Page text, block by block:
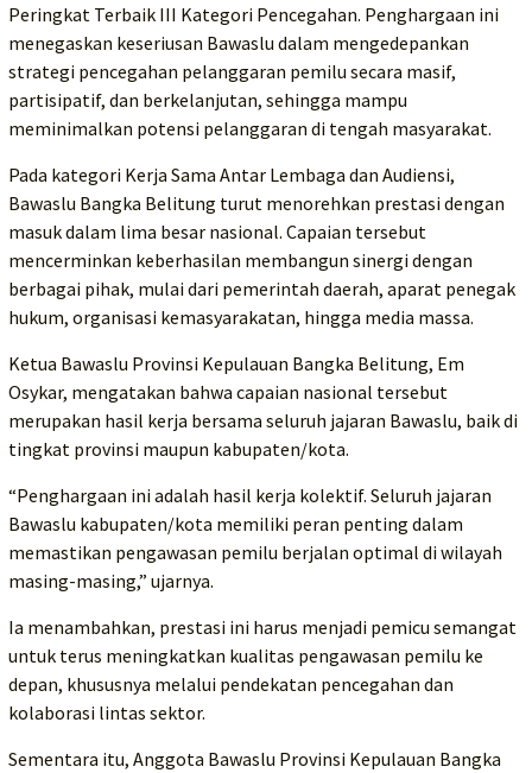
Peringkat Terbaik III Kategori Pencegahan. Penghargaan ini
menegaskan keseriusan Bawaslu dalam mengedepankan
strategi pencegahan pelanggaran pemilu secara masif,
partisipatif, dan berkelanjutan, sehingga mampu
meminimalkan potensi pelanggaran di tengah masyarakat.
Pada kategori Kerja Sama Antar Lembaga dan Audiensi,
Bawaslu Bangka Belitung turut menorehkan prestasi dengan
masuk dalam lima besar nasional. Capaian tersebut
mencerminkan keberhasilan membangun sinergi dengan
berbagai pihak, mulai dari pemerintah daerah, aparat penegak
hukum, organisasi kemasyarakatan, hingga media massa.
Ketua Bawaslu Provinsi Kepulauan Bangka Belitung, Em
Osykar, mengatakan bahwa capaian nasional tersebut
merupakan hasil kerja bersama seluruh jajaran Bawaslu, baik di
tingkat provinsi maupun kabupaten/kota.
“Penghargaan ini adalah hasil kerja kolektif. Seluruh jajaran
Bawaslu kabupaten/kota memiliki peran penting dalam
memastikan pengawasan pemilu berjalan optimal di wilayah
masing-masing,” ujarnya.
Ia menambahkan, prestasi ini harus menjadi pemicu semangat
untuk terus meningkatkan kualitas pengawasan pemilu ke
depan, khususnya melalui pendekatan pencegahan dan
kolaborasi lintas sektor.
Sementara itu, Anggota Bawaslu Provinsi Kepulauan Bangka